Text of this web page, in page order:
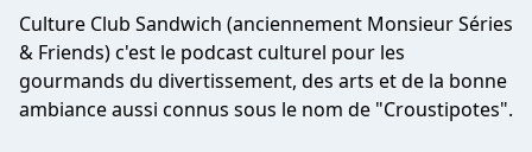
Culture Club Sandwich (anciennement Monsieur Séries
& Friends) c'est le podcast culturel pour les
gourmands du divertissement, des arts et de la bonne
ambiance aussi connus sous le nom de "Croustipotes".